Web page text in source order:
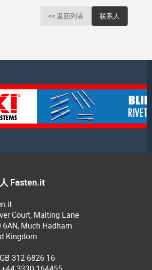
<< 返回列表 联系人
Fasten.it
Court, Malting Lane
6AN, Much Hadham
Kingdom
312 6826 16